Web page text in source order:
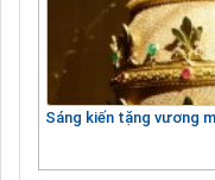
Sáng kiến tặng vương